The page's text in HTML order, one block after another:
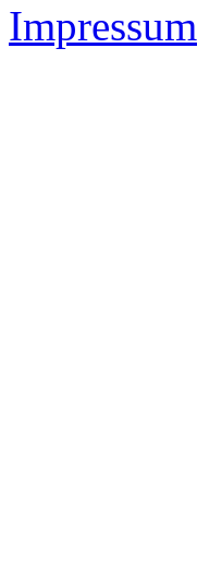
Impressum